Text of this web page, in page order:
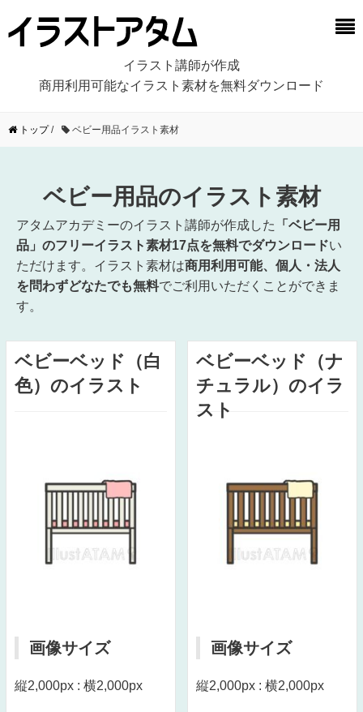
イラスト講師が作成
商用利用可能なイラスト素材を無料ダウンロード
トップ/ ベビー用品イラスト素材
ベビー用品のイラスト素材
アタムアカデミーのイラスト講師が作成した
「ベビー用
品」のフリーイラスト素材17点を無料でダウンロードい
ただけます。イラスト素材は商用利用可能、個人・法人
を問わずどなたでも無料でご利用いただくことができま
す。
ベビーベッド（白
色）のイラスト
画像サイズ
縦2,000px : 横2,000px
ベビーベッド（ナ
チュラル）のイラ
スト
画像サイズ
縦2,000px : 横2,000px